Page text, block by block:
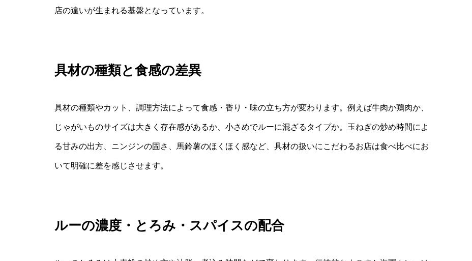
店の違いが生まれる基盤となっています。
具材の種類と食感の差異
具材の種類やカット、調理方法によって食感・香り・味の立ち方が変わります。例えば牛肉か鶏肉か、
じゃがいものサイズは大きく存在感があるか、小さめでルーに混ざるタイプか。玉ねぎの炒め時間によ
る甘みの出方、ニンジンの固さ、馬鈴薯のほくほく感など、具材の扱いにこだわるお店は食べ比べにお
いて明確に差を感じさせます。
ルーの濃度・とろみ・スパイスの配合